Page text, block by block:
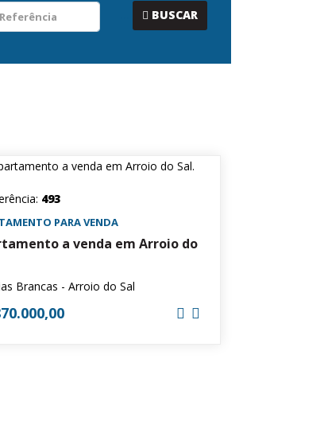
BUSCAR
493
PARA VENDA
a venda em Arroio do
Brancas - Arroio do Sal